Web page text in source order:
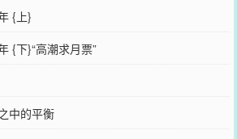
{上}
{下}“高潮求月票”
中的平衡